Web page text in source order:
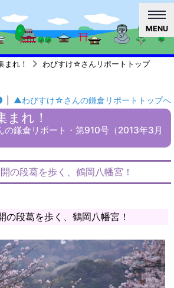
MENU
まれ！
わびすけ☆さんリポートトップ
▲わびすけ☆さんの鎌倉リポートトップへ
まれ！
鎌倉リポート・第910号（2013年3月
の段葛を歩く、鶴岡八幡宮！
の段葛を歩く、鶴岡八幡宮！